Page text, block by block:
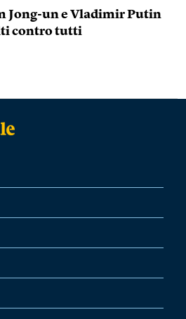
Jong-un e Vladimir Putin
contro tutti